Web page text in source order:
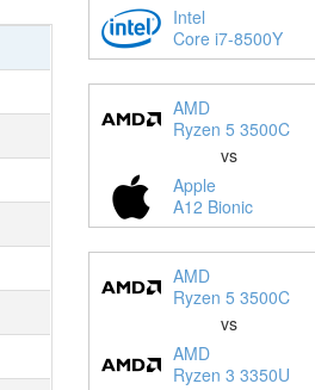
Intel
Core i7-8500Y
AMD
Ryzen 5 3500C
vs
Apple
A12 Bionic
AMD
Ryzen 5 3500C
vs
AMD
Ryzen 3 3350U